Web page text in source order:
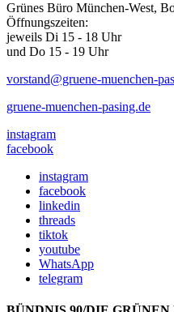
Grünes Büro München-West,
Öffnungszeiten:
jeweils Di 15 - 18 Uhr
und Do 15 - 19 Uhr
vorstand@gruene-muenchen-
gruene-muenchen-pasing.de
instagram
facebook
instagram
facebook
linkedin
threads
tiktok
youtube
WhatsApp
telegram